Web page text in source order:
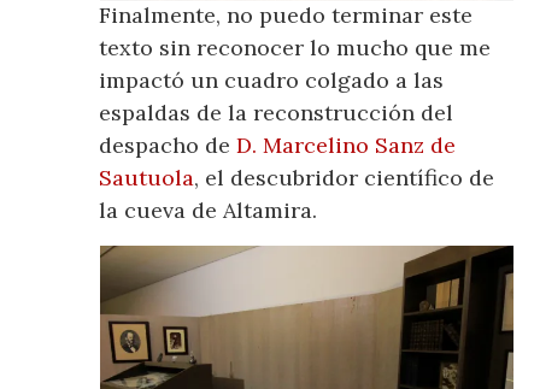
Finalmente, no puedo terminar este
texto sin reconocer lo mucho que me
impactó un cuadro colgado a las
espaldas de la reconstrucción del
despacho deD. Marcelino Sanz de
Sautuola, el descubridor científico de
la cueva de Altamira.